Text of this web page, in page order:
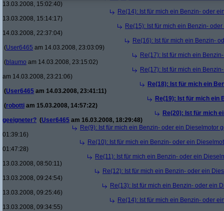
13.03.2008, 15:02:40)
Re(14): Ist für mich ein Benzin- oder
13.03.2008, 15:14:17)
Re(15): Ist für mich ein Benzin-
14.03.2008, 22:37:04)
Re(16): Ist für mich ein Benzin-
(User6465 am 14.03.2008, 23:03:09)
Re(17): Ist für mich ein
(blaumo am 14.03.2008, 23:15:02)
Re(17): Ist für mich ein
am 14.03.2008, 23:21:06)
Re(18): Ist für mich ein
(User6465 am 14.03.2008, 23:41:11)
Re(19): Ist für mich ein
(robotti am 15.03.2008, 14:57:22)
Re(20): Ist für mich
geeigneter? (User6465 am 16.03.2008, 18:29:48)
Re(9): Ist für mich ein Benzin- oder ein Dieselmotor
01:39:16)
Re(10): Ist für mich ein Benzin- oder ein
01:47:28)
Re(11): Ist für mich ein Benzin- oder ein
13.03.2008, 08:50:11)
Re(12): Ist für mich ein Benzin- oder ein
13.03.2008, 09:24:54)
Re(13): Ist für mich ein Benzin- oder ein
13.03.2008, 09:25:46)
Re(14): Ist für mich ein Benzin- oder
13.03.2008, 09:34:55)